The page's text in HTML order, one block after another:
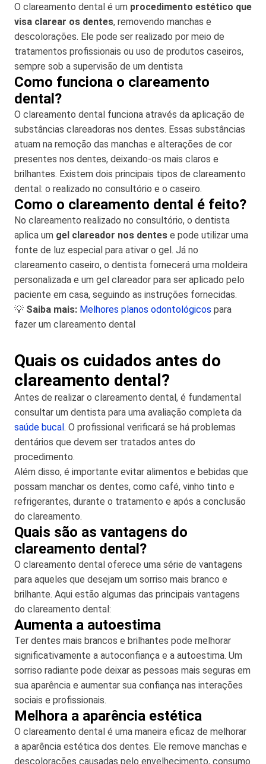
O clareamento dental é um procedimento estético que
visa clarear os dentes, removendo manchas e
descolorações. Ele pode ser realizado por meio de
tratamentos profissionais ou uso de produtos caseiros,
sempre sob a supervisão de um dentista
Como funciona o clareamento
dental?
O clareamento dental funciona através da aplicação de
substâncias clareadoras nos dentes. Essas substâncias
atuam na remoção das manchas e alterações de cor
presentes nos dentes, deixando-os mais claros e
brilhantes. Existem dois principais tipos de clareamento
dental: o realizado no consultório e o caseiro.
Como o clareamento dental é feito?
No clareamento realizado no consultório, o dentista
aplica um gel clareador nos dentes e pode utilizar uma
fonte de luz especial para ativar o gel. Já no
clareamento caseiro, o dentista fornecerá uma moldeira
personalizada e um gel clareador para ser aplicado pelo
paciente em casa, seguindo as instruções fornecidas.
💡 Saiba mais: Melhores planos odontológicos para
fazer um clareamento dental
Quais os cuidados antes do
clareamento dental?
Antes de realizar o clareamento dental, é fundamental
consultar um dentista para uma avaliação completa da
saúde bucal. O profissional verificará se há problemas
dentários que devem ser tratados antes do
procedimento.
Além disso, é importante evitar alimentos e bebidas que
possam manchar os dentes, como café, vinho tinto e
refrigerantes, durante o tratamento e após a conclusão
do clareamento.
Quais são as vantagens do
clareamento dental?
O clareamento dental oferece uma série de vantagens
para aqueles que desejam um sorriso mais branco e
brilhante. Aqui estão algumas das principais vantagens
do clareamento dental:
Aumenta a autoestima
Ter dentes mais brancos e brilhantes pode melhorar
significativamente a autoconfiança e a autoestima. Um
sorriso radiante pode deixar as pessoas mais seguras em
sua aparência e aumentar sua confiança nas interações
sociais e profissionais.
Melhora a aparência estética
O clareamento dental é uma maneira eficaz de melhorar
a aparência estética dos dentes. Ele remove manchas e
descolorações causadas pelo envelhecimento, consumo